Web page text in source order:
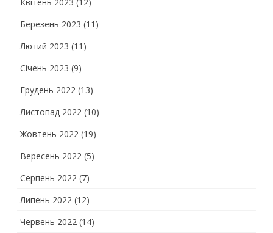
Березень 2023 (11)
Лютий 2023 (11)
Січень 2023 (9)
Грудень 2022 (13)
Листопад 2022 (10)
Жовтень 2022 (19)
Вересень 2022 (5)
Серпень 2022 (7)
Липень 2022 (12)
Червень 2022 (14)